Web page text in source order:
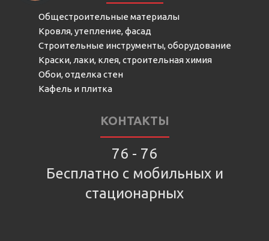
Общестроительные материалы
Кровля, утепление, фасад
Строительные инструменты, оборудование
Краски, лаки, клея, строительная химия
Обои, отделка стен
Кафель и плитка
КОНТАКТЫ
76 - 76
Бесплатно с мобильных и
стационарных